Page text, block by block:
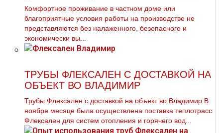
Комфортное проживание в частном доме или
благоприятные условия работы на производстве не
представляются без налаженного, безопасного и
экономически вы...
ТРУБЫ ФЛЕКСАЛЕН С ДОСТАВКОЙ НА
ОБЪЕКТ ВО ВЛАДИМИР
Трубы Флексален с доставкой на объект во Владимир В
ноябре месяце была осуществлена поставка теплотрасс
Флексален для систем отопления и горячего вод...